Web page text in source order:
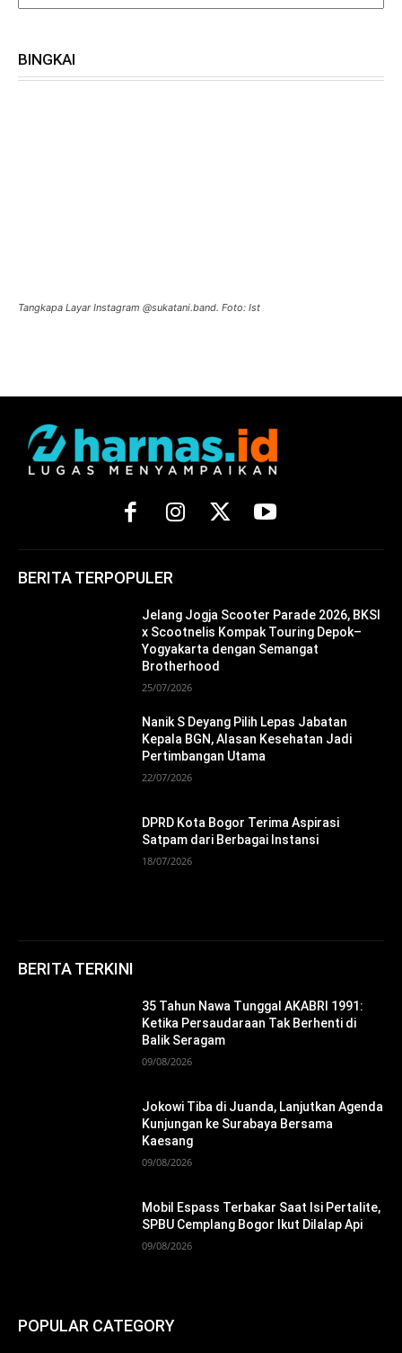
BINGKAI
Tangkapa Layar Instagram @sukatani.band. Foto: Ist
BERITA TERPOPULER
Jelang Jogja Scooter Parade 2026, BKSI
x Scootnelis Kompak Touring Depok–
Yogyakarta dengan Semangat
Brotherhood
25/07/2026
Nanik S Deyang Pilih Lepas Jabatan
Kepala BGN, Alasan Kesehatan Jadi
Pertimbangan Utama
22/07/2026
DPRD Kota Bogor Terima Aspirasi
Satpam dari Berbagai Instansi
18/07/2026
BERITA TERKINI
35 Tahun Nawa Tunggal AKABRI 1991:
Ketika Persaudaraan Tak Berhenti di
Balik Seragam
09/08/2026
Jokowi Tiba di Juanda, Lanjutkan Agenda
Kunjungan ke Surabaya Bersama
Kaesang
09/08/2026
Mobil Espass Terbakar Saat Isi Pertalite,
SPBU Cemplang Bogor Ikut Dilalap Api
09/08/2026
POPULAR CATEGORY